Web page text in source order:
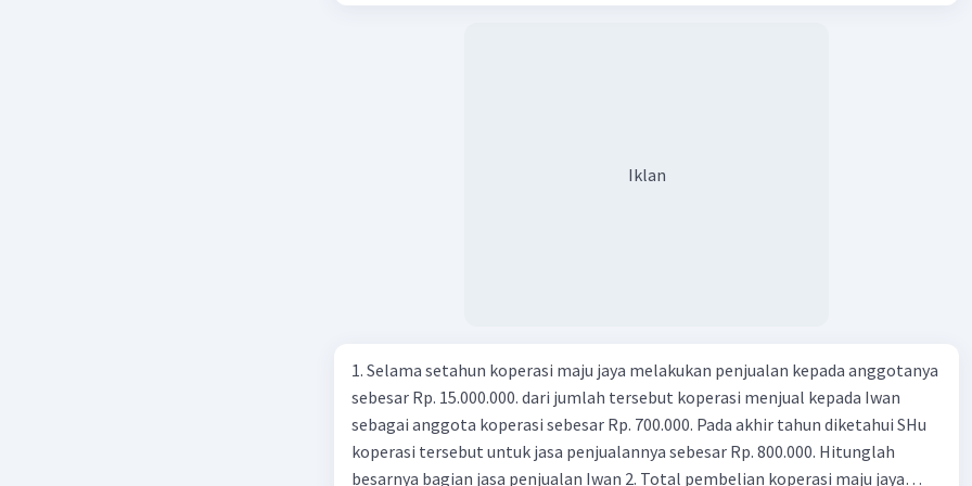
kepada apresiasi rupiah terhadap mata uang asing memburuk. Kebijakan
moneter yang paling tepat dilakukan pemerintah adalah .... a. Menaikkan suku
bunga bank b. Membeli surat berharga c. Memberikan subsidi kepada
masyarakat d. Membatasi pengeluaran negara e. Menaikkan pajak penghasilan
Iklan
1. Selama setahun koperasi maju jaya melakukan penjualan kepada anggotanya
sebesar Rp. 15.000.000. dari jumlah tersebut koperasi menjual kepada Iwan
sebagai anggota koperasi sebesar Rp. 700.000. Pada akhir tahun diketahui SHu
koperasi tersebut untuk jasa penjualannya sebesar Rp. 800.000. Hitunglah
besarnya bagian jasa penjualan Iwan 2. Total pembelian koperasi maju jaya